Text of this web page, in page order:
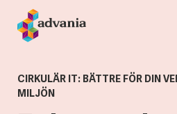
CIRKULÄR IT: BÄTTRE FÖR DIN
MILJÖN